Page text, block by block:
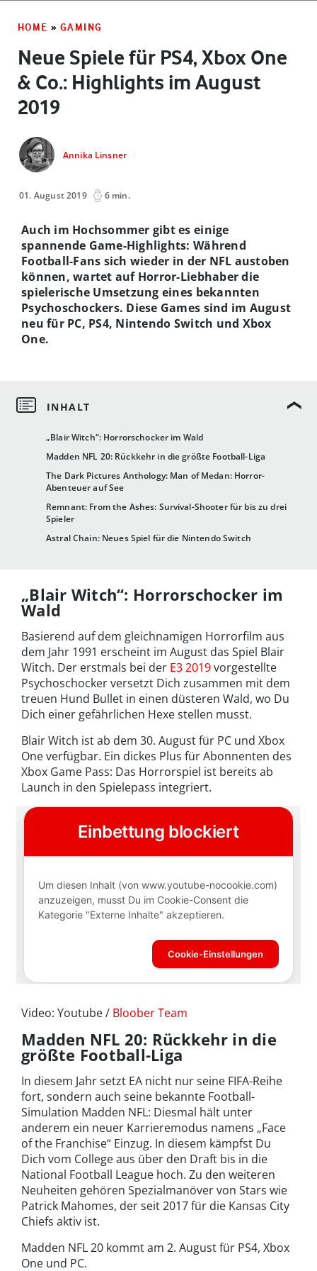
HOME » GAMING
Neue Spiele für PS4, Xbox One
& Co.: Highlights im August
2019
Annika Linsner
01. August 2019 6 min.
„Blair Witch“: Horrorschocker im Wald
Madden NFL 20: Rückkehr in die größte Football-Liga
The Dark Pictures Anthology: Man of Medan: Horror-
Abenteuer auf See
Remnant: From the Ashes: Survival-Shooter für bis zu drei
Spieler
Astral Chain: Neues Spiel für die Nintendo Switch
Auch im Hochsommer gibt es einige
spannende Game-Highlights: Während
Football-Fans sich wieder in der NFL austoben
können, wartet auf Horror-Liebhaber die
spielerische Umsetzung eines bekannten
Psychoschockers. Diese Games sind im August
neu für PC, PS4, Nintendo Switch und Xbox
One.
„Blair Witch“: Horrorschocker im
Wald
Basierend auf dem gleichnamigen Horrorfilm aus
dem Jahr 1991 erscheint im August das Spiel Blair
Witch. Der erstmals bei der E3 2019vorgestellte
Psychoschocker versetzt Dich zusammen mit dem
treuen Hund Bullet in einen düsteren Wald, wo Du
Dich einer gefährlichen Hexe stellen musst.
Blair Witch ist ab dem 30. August für PC und Xbox
One verfügbar. Ein dickes Plus für Abonnenten des
Xbox Game Pass: Das Horrorspiel ist bereits ab
Launch in den Spielepass integriert.
Video: Youtube / Bloober Team
Madden NFL 20: Rückkehr in die
größte Football-Liga
In diesem Jahr setzt EA nicht nur seine FIFA-Reihe
fort, sondern auch seine bekannte Football-
Simulation Madden NFL: Diesmal hält unter
anderem ein neuer Karrieremodus namens „Face
of the Franchise“ Einzug. In diesem kämpfst Du
Dich vom College aus über den Draft bis in die
National Football League hoch. Zu den weiteren
Neuheiten gehören Spezialmanöver von Stars wie
Patrick Mahomes, der seit 2017 für die Kansas City
Chiefs aktiv ist.
Madden NFL 20 kommt am 2. August für PS4, Xbox
One und PC.